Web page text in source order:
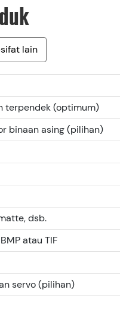
lain
terpendek (optimum)
binaan asing (pilihan)
dsb.
atau TIF
servo (pilihan)